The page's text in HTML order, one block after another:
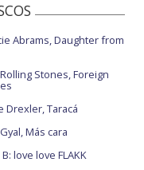
Abrams, Daughter from
Stones, Foreign
Drexler, Taracá
Más cara
love love FLAKK